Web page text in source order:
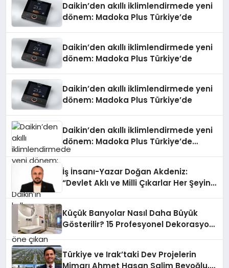
Daikin’den akıllı iklimlendirmede yeni
dönem: Madoka Plus Türkiye’de
Daikin’den akıllı iklimlendirmede yeni
dönem: Madoka Plus Türkiye’de
Daikin’den akıllı iklimlendirmede yeni
dönem: Madoka Plus Türkiye’de
Daikin’den akıllı iklimlendirmede yeni
dönem: Madoka Plus Türkiye’de
Daikin’in kullanıcı dostu tasarımıyla
teknolojilerle donatılmış son modeli
VRV kontrol ünitesi Madoka Plus
Türkiye’de satışa sunuldu. Tam
dokunmatik ekranı, mobil uygulama
desteği ve akıllı sensör entegrasyonu
sayesinde iklimlendirme sistemlerinin
yönetimini daha kolay, konforlu ve
verimli hale getiriyor. Enerji
verimliliğini artırırken modern yaşam
İş İnsanı-Yazar Doğan Akdeniz:
“Devlet Aklı ve Milli Çıkarlar Her Şeyin
Küçük Banyolar Nasıl Daha Büyük
Gösterilir? 15 Profesyonel Dekorasyon
Türkiye ve Irak’taki Dev Projelerin
Mimarı Ahmet Hasan Salim Beyoğlu,